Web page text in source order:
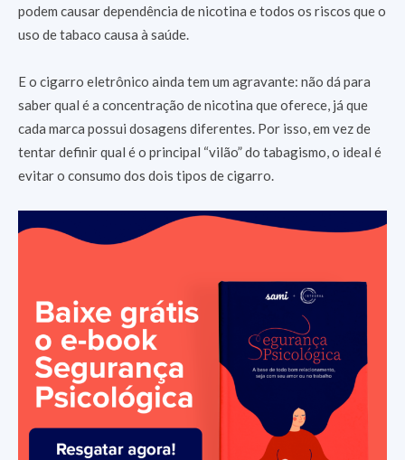
podem causar dependência de nicotina e todos os riscos que o
uso de tabaco causa à saúde.
E o cigarro eletrônico ainda tem um agravante: não dá para
saber qual é a concentração de nicotina que oferece, já que
cada marca possui dosagens diferentes. Por isso, em vez de
tentar definir qual é o principal “vilão” do tabagismo, o ideal é
evitar o consumo dos dois tipos de cigarro.